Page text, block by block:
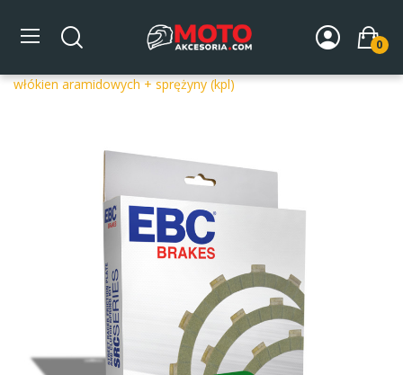
0
Strona główna DLA MOTOCYKLA
Części silnikowe
włókien aramidowych + sprężyny (kpl)